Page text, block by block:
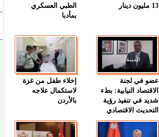
13 مليون دينار
الطبي العسكري
بمأدبا
عضو في لجنة
الاقتصاد النيابية: بطء
شديد في تنفيذ رؤية
التحديث الاقتصادي
إخلاء طفل من غزة
لاستكمال علاجه
بالأردن